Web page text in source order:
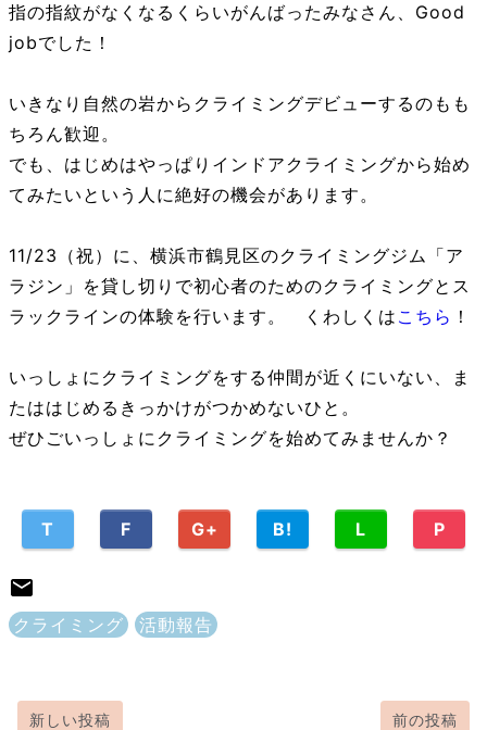
指の指紋がなくなるくらいがんばったみなさん、Good
jobでした！
いきなり自然の岩からクライミングデビューするのもも
ちろん歓迎。
でも、はじめはやっぱりインドアクライミングから始め
てみたいという人に絶好の機会があります。
11/23（祝）に、横浜市鶴見区のクライミングジム「ア
ラジン」を貸し切りで初心者のためのクライミングとス
ラックラインの体験を行います。 くわしくは こちら ！
いっしょにクライミングをする仲間が近くにいない、ま
たははじめるきっかけがつかめないひと。
ぜひごいっしょにクライミングを始めてみませんか？
T F G+ B! L P
クライミング 活動報告
新しい投稿 前の投稿